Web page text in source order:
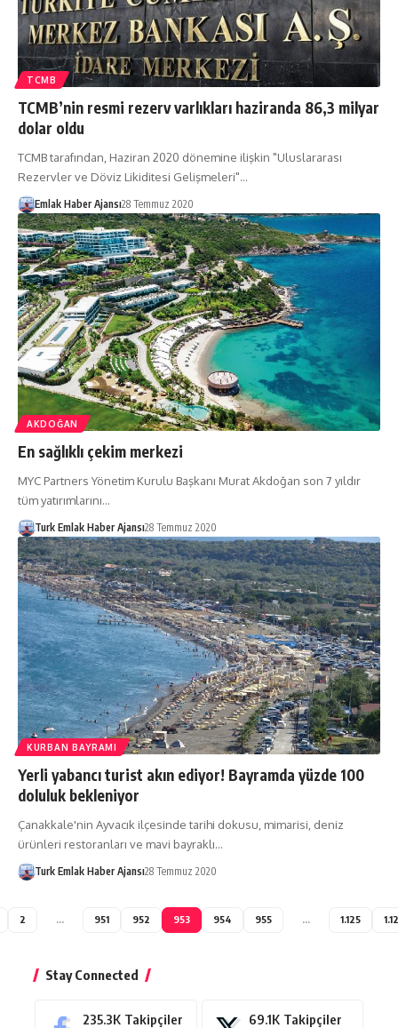
TCMB
TCMB’nin resmi rezerv varlıkları haziranda 86,3 milyar
dolar oldu
TCMB tarafından, Haziran 2020 dönemine ilişkin "Uluslararası
Rezervler ve Döviz Likiditesi Gelişmeleri"…
Emlak Haber Ajansı28 Temmuz 2020
AKDOĞAN
En sağlıklı çekim merkezi
MYC Partners Yönetim Kurulu Başkanı Murat Akdoğan son 7 yıldır
tüm yatırımlarını…
Turk Emlak Haber Ajansı28 Temmuz 2020
KURBAN BAYRAMI
Yerli yabancı turist akın ediyor! Bayramda yüzde 100
doluluk bekleniyor
Çanakkale'nin Ayvacık ilçesinde tarihi dokusu, mimarisi, deniz
ürünleri restoranları ve mavi bayraklı…
Turk Emlak Haber Ajansı28 Temmuz 2020
2 … 951 952 953 954 955 … 1.125
Stay Connected
235.3K Takipçiler 69.1K Takipçiler